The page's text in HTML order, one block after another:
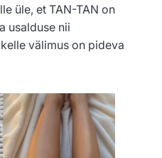
üle, et TAN-TAN on
usalduse nii
välimus on pideva